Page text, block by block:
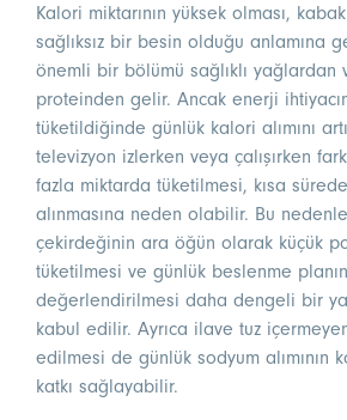
Kalori miktarının yüksek olması,
sağlıksız bir besin olduğu anlamına
önemli bir bölümü sağlıklı yağlardan
proteinden gelir. Ancak enerji
tüketildiğinde günlük kalori alımını
televizyon izlerken veya çalışırken
fazla miktarda tüketilmesi, kısa
alınmasına neden olabilir. Bu
çekirdeğinin ara öğün olarak küçük
tüketilmesi ve günlük beslenme
değerlendirilmesi daha dengeli bir
kabul edilir. Ayrıca ilave tuz
edilmesi de günlük sodyum alımının
katkı sağlayabilir.